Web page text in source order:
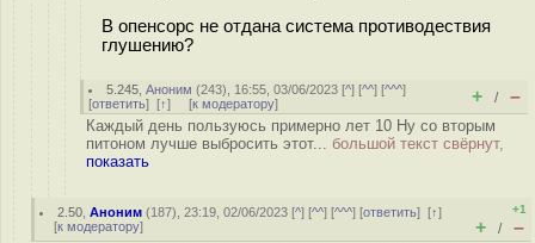
В опенсорс не отдана система противодествия
глушению?
5.245 ,Аноним (243), 16:55, 03/06/2023 [^] [^^] [^^^]
[ответить] [↑] [к модератору] + / –
Каждый день пользуюсь примерно лет 10 Ну со вторым
питоном лучше выбросить этот... большой текст свёрнут,
показать
2.50 ,Аноним (187), 23:19, 02/06/2023 [^] [^^] [^^^] [ответить][↑]
[к модератору]
+1
+ / –